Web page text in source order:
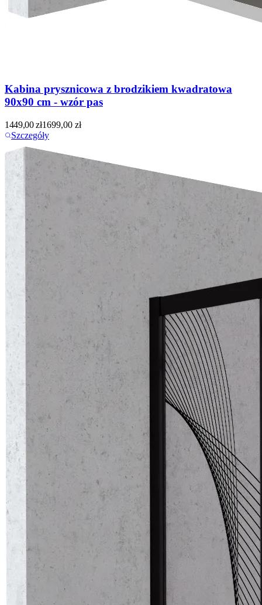
Kabina prysznicowa z brodzikiem kwadratowa
90x90 cm - wzór pas
1449,00zł1699,00zł
Szczegóły